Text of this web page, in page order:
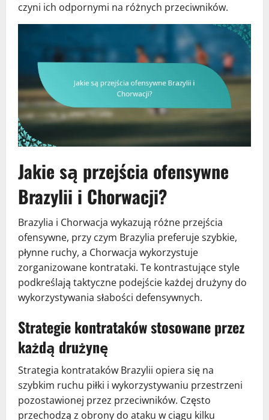
czyni ich odpornymi na różnych przeciwników.
Jakie są przejścia ofensywne
Brazylii i Chorwacji?
Brazylia i Chorwacja wykazują różne przejścia
ofensywne, przy czym Brazylia preferuje szybkie,
płynne ruchy, a Chorwacja wykorzystuje
zorganizowane kontrataki. Te kontrastujące style
podkreślają taktyczne podejście każdej drużyny do
wykorzystywania słabości defensywnych.
Strategie kontrataków stosowane przez
każdą drużynę
Strategia kontrataków Brazylii opiera się na
szybkim ruchu piłki i wykorzystywaniu przestrzeni
pozostawionej przez przeciwników. Często
przechodzą z obrony do ataku w ciągu kilku